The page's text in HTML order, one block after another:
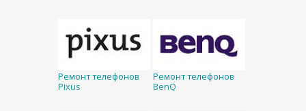
Ремонт телефонов
Pixus
Ремонт телефонов
BenQ